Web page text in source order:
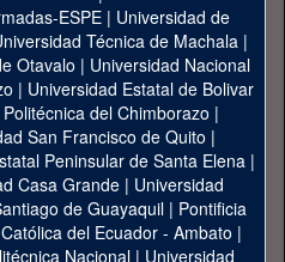
ESPE | Universidad de
Técnica de Machala|
Otavalo | Universidad Nacional
| Universidad Estatal de Bolivar
del Chimborazo |
San Francisco de Quito |
Peninsular de Santa Elena|
Casa Grande | Universidad
de Guayaquil| Pontificia
del Ecuador - Ambato |
Nacional| Universidad